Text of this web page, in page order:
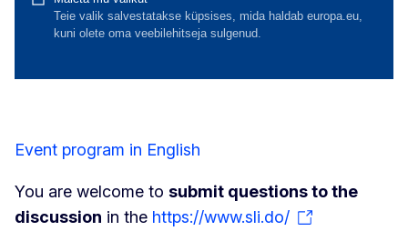
Event program in English
You are welcome to submit questions to the
discussion in the https://www.sli.do/